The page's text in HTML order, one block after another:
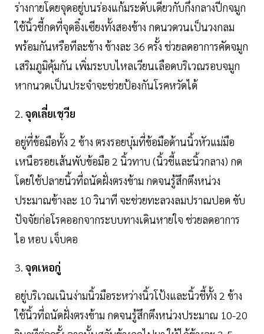
ร่างกายโดยจุดอยู่บนร่องแก้มระดับเดียวกับกึ่งกลางปีกจมูก
ใช้นิ้วชี้กดที่จุดอิ๋งเซียงทั้งสองข้าง กดนวดวนเป็นวงกลม
พร้อมกันหรือทีละข้าง ข้างละ 36 ครั้ง ช่วยลดอาการคัดจมูก
เสริมภูมิคุ้มกัน เพิ่มระบบไหลเวียนเลือดบริเวณรอบจมูก
หากนวดเป็นประจำจะช่วยป้องกันโรคหวัดได้
2. จุดเลี่ยเชฺวีย
อยู่ที่ข้อมือทั้ง 2 ข้าง ตรงรอยบุ๋มที่ข้อมือด้านนิ้วหัวแม่มือ
เหนือรอยเส้นพับข้อมือ 2 นิ้วทาบ (นิ้วชี้และนิ้วกลาง) กด
โดยใช้ปลายนิ้วที่ถนัดฝั่งตรงข้าม กดจนรู้สึกตึงหน่วง
ประมาณข้างละ 10 วินาที จะช่วยทะลวงลมปราณปอด ขับ
ปัจจัยก่อโรคออกจากระบบทางเดินหายใจ ช่วยลดอาการ
ไอ หอบ เจ็บคอ
3. จุดเหอกู่
อยู่บริเวณเนินง่ามนิ้วมือระหว่างนิ้วโป้งและนิ้วชี้ทั้ง 2 ข้าง
ใช้นิ้วที่ถนัดฝั่งตรงข้าม กดจนรู้สึกตึงหน่วงประมาณ 10-20